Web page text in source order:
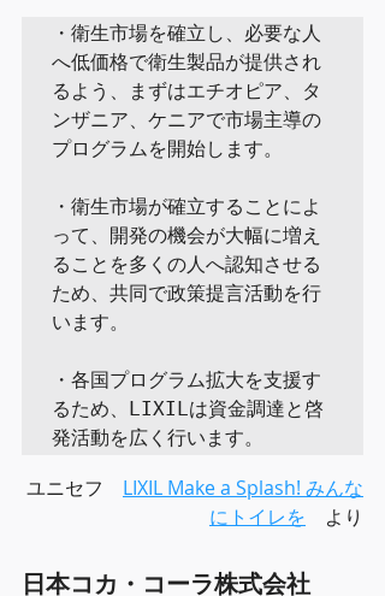
・衛生市場を確立し、必要な人
へ低価格で衛生製品が提供され
るよう、まずはエチオピア、タ
ンザニア、ケニアで市場主導の
プログラムを開始します。
・衛生市場が確立することによ
って、開発の機会が大幅に増え
ることを多くの人へ認知させる
ため、共同で政策提言活動を行
います。
・各国プログラム拡大を支援す
るため、LIXILは資金調達と啓
発活動を広く行います。
ユニセフ LIXIL Make a Splash! みんな
にトイレを より
日本コカ・コーラ株式会社